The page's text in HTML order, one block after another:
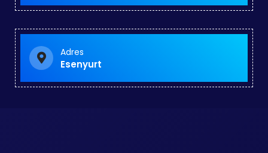
Adres
Esenyurt